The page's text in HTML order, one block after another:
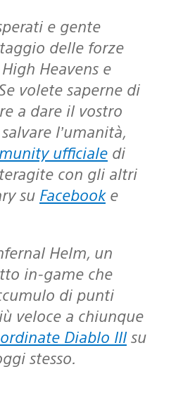
delle forze
Heavens e
volete saperne di
a dare il vostro
l’umanità,
ufficiale di
con gli altri
su Facebooke
in-game che
di punti
veloce a chiunque
Diablo IIIsu
stesso.